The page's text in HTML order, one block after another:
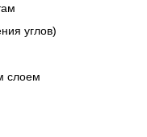
углов)
слоем